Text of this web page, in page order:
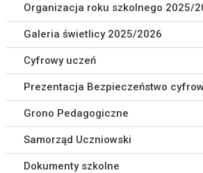
Organizacja roku szkolnego 2025/
Galeria świetlicy 2025/2026
Cyfrowy uczeń
Prezentacja Bezpieczeństwo
Grono Pedagogiczne
Samorząd Uczniowski
Dokumenty szkolne